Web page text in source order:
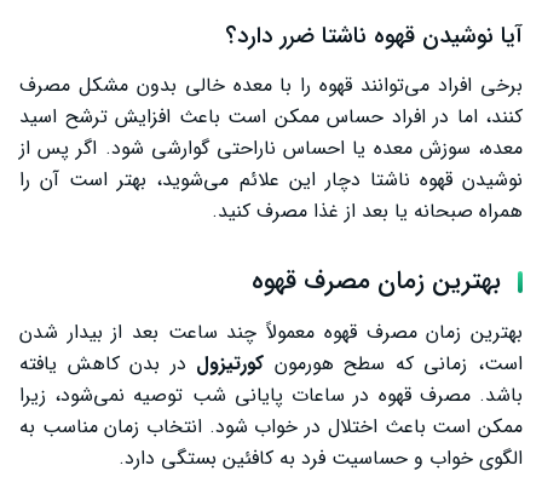
آیا نوشیدن قهوه ناشتا ضرر دارد؟
برخی افراد می‌توانند قهوه را با معده خالی بدون مشکل مصرف
کنند، اما در افراد حساس ممکن است باعث افزایش ترشح اسید
معده، سوزش معده یا احساس ناراحتی گوارشی شود. اگر پس از
نوشیدن قهوه ناشتا دچار این علائم می‌شوید، بهتر است آن را
همراه صبحانه یا بعد از غذا مصرف کنید.
بهترین زمان مصرف قهوه
بهترین زمان مصرف قهوه معمولاً چند ساعت بعد از بیدار شدن
است، زمانی که سطح هورمون کورتیزول در بدن کاهش یافته
باشد. مصرف قهوه در ساعات پایانی شب توصیه نمی‌شود، زیرا
ممکن است باعث اختلال در خواب شود. انتخاب زمان مناسب به
الگوی خواب و حساسیت فرد به کافئین بستگی دارد.